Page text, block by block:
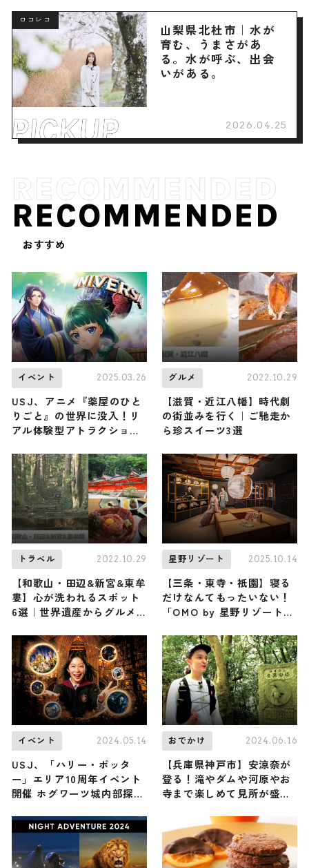
ロコレコ
山梨県北杜市｜水が
育む、うまさがあ
る。水が呼ぶ、出会
いがある。
2026.04.25
RECOMMENDED
おすすめ
イベント 2025.03.26
USJ、アニメ『薬屋のひと
りごと』の世界に没入！リ
アル体験型アトラクション
グルメ 2022.10.29
【滋賀・近江八幡】時代劇
の街並みを行く｜ご馳走か
ら珍スイーツ3選
トラベル 2022.10.29
【和歌山・田辺&新宮&東牟
婁】心が洗われるスポット
6選｜世界遺産からグルメ
星野リゾート 2025.10.14
【三条・東寺・祇園】寝る
だけなんてもったいない！
「OMO by 星野リゾート」
夜の新体験がスタート
イベント 2024.05.14
USJ、「ハリー・ポッタ
ー」エリア10周年イベント
開催 ホグワーツ城内部探索
おでかけ 2024.06.16
【兵庫県神戸市】安涼奈が
登る！滝やダムや河原やお
寺まで楽しめて見所が盛り
りやすい再度山（登山で頂
きメシ！コラボ企画）